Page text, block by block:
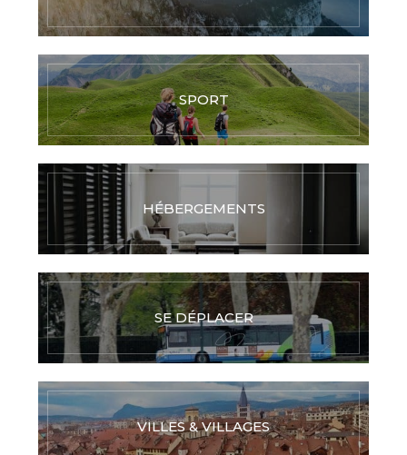
SPORT
HÉBERGEMENTS
SE DÉPLACER
VILLES & VILLAGES